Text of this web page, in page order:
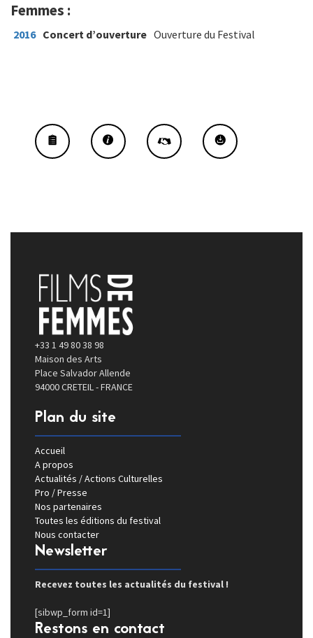
Femmes :
2016 Concert d’ouverture Ouverture du Festival
+33 1 49 80 38 98
Maison des Arts
Place Salvador Allende
94000 CRETEIL - FRANCE
Plan du site
Accueil
A propos
Actualités / Actions Culturelles
Pro / Presse
Nos partenaires
Toutes les éditions du festival
Nous contacter
Newsletter
Recevez toutes les actualités du festival !
[sibwp_form id=1]
Restons en contact